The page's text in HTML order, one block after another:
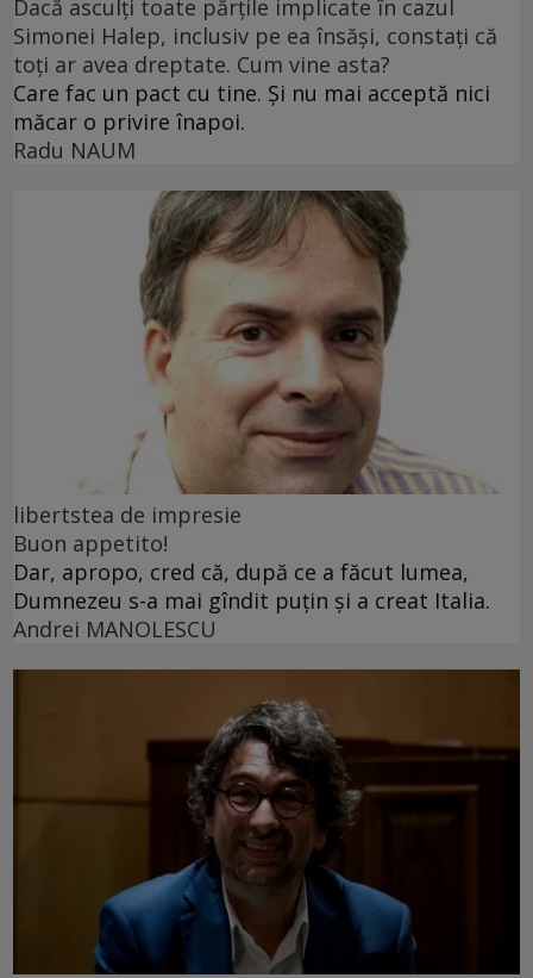
Dacă asculți toate părțile implicate în cazul
Simonei Halep, inclusiv pe ea însăși, constați că
toți ar avea dreptate. Cum vine asta?
Care fac un pact cu tine. Și nu mai acceptă nici
măcar o privire înapoi.
Radu NAUM
libertstea de impresie
Buon appetito!
Dar, apropo, cred că, după ce a făcut lumea,
Dumnezeu s-a mai gîndit puțin și a creat Italia.
Andrei MANOLESCU